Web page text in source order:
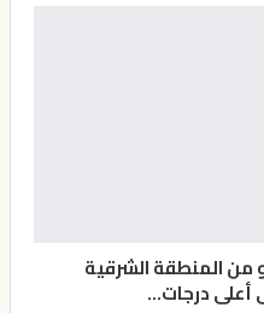
من المنطقة الشرقية
أعلى درجات…